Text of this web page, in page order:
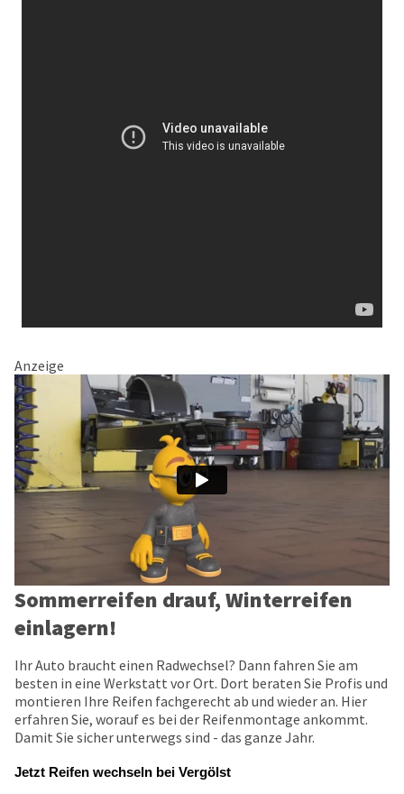
Anzeige
Sommerreifen drauf, Winterreifen
einlagern!
Ihr Auto braucht einen Radwechsel? Dann fahren Sie am
besten in eine Werkstatt vor Ort. Dort beraten Sie Profis und
montieren Ihre Reifen fachgerecht ab und wieder an. Hier
erfahren Sie, worauf es bei der Reifenmontage ankommt.
Damit Sie sicher unterwegs sind - das ganze Jahr.
Jetzt Reifen wechseln bei Vergölst